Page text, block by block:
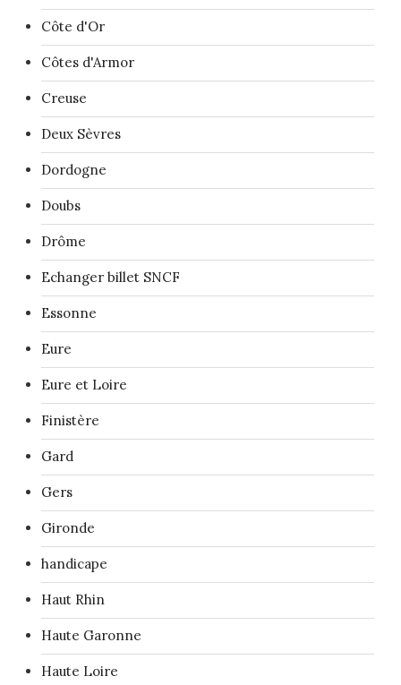
Côte d'Or
Côtes d'Armor
Creuse
Deux Sèvres
Dordogne
Doubs
Drôme
Echanger billet SNCF
Essonne
Eure
Eure et Loire
Finistère
Gard
Gers
Gironde
handicape
Haut Rhin
Haute Garonne
Haute Loire